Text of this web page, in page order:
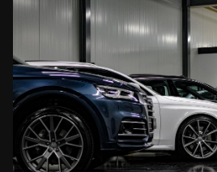
Vacatures
Over
ons
Zoekopdracht
&
Consignatieverkoop